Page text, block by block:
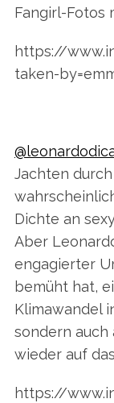
Fangirl-Fotos
https://
taken-
Jachten
Dichte an
Aber
engagierter
bemüht hat,
Klimawandel
sondern auch
wieder auf
https://